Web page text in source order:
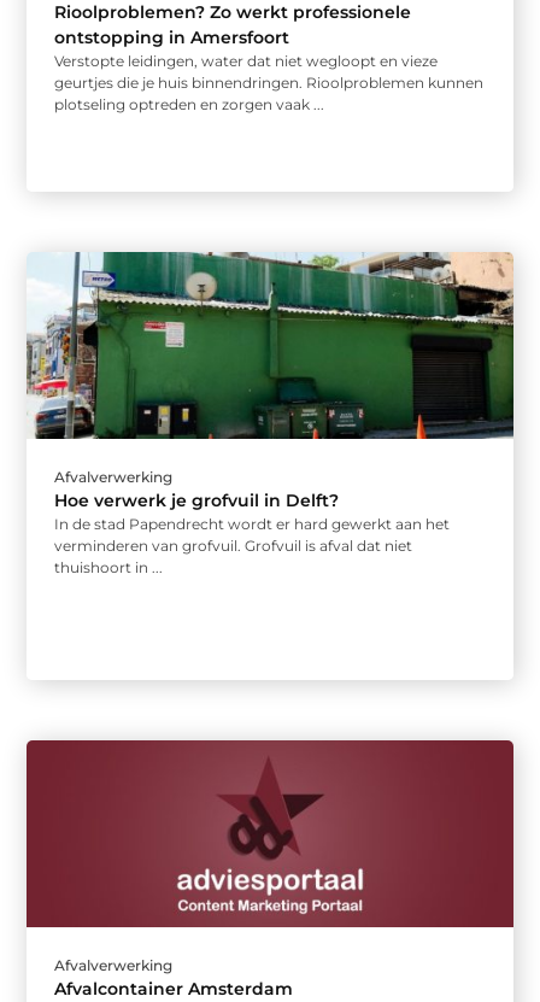
Rioolproblemen? Zo werkt professionele
ontstopping in Amersfoort
Verstopte leidingen, water dat niet wegloopt en vieze
geurtjes die je huis binnendringen. Rioolproblemen kunnen
plotseling optreden en zorgen vaak ...
Afvalverwerking
Hoe verwerk je grofvuil in Delft?
In de stad Papendrecht wordt er hard gewerkt aan het
verminderen van grofvuil. Grofvuil is afval dat niet
thuishoort in ...
Afvalverwerking
Afvalcontainer Amsterdam